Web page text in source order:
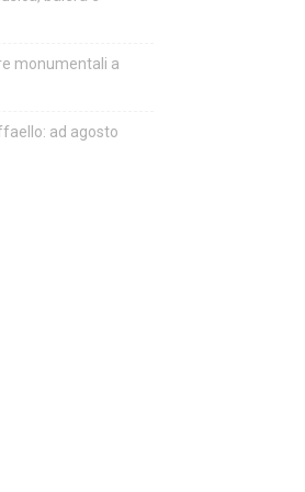
monumentali a
ad agosto